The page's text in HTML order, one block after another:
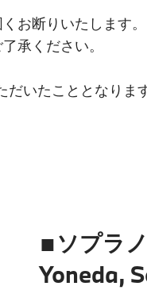
お断りいたします。
承ください。
だいたこととなります
■ソプラ
Yoneda,